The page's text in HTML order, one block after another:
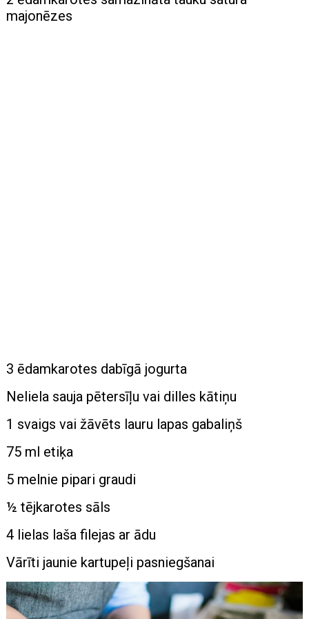
majonēzes
3 ēdamkarotes dabīgā jogurta
Neliela sauja pētersīļu vai dilles kātiņu
1 svaigs vai žāvēts lauru lapas gabaliņš
75 ml etiķa
5 melnie pipari graudi
½ tējkarotes sāls
4 lielas laša filejas ar ādu
Vārīti jaunie kartupeļi pasniegšanai